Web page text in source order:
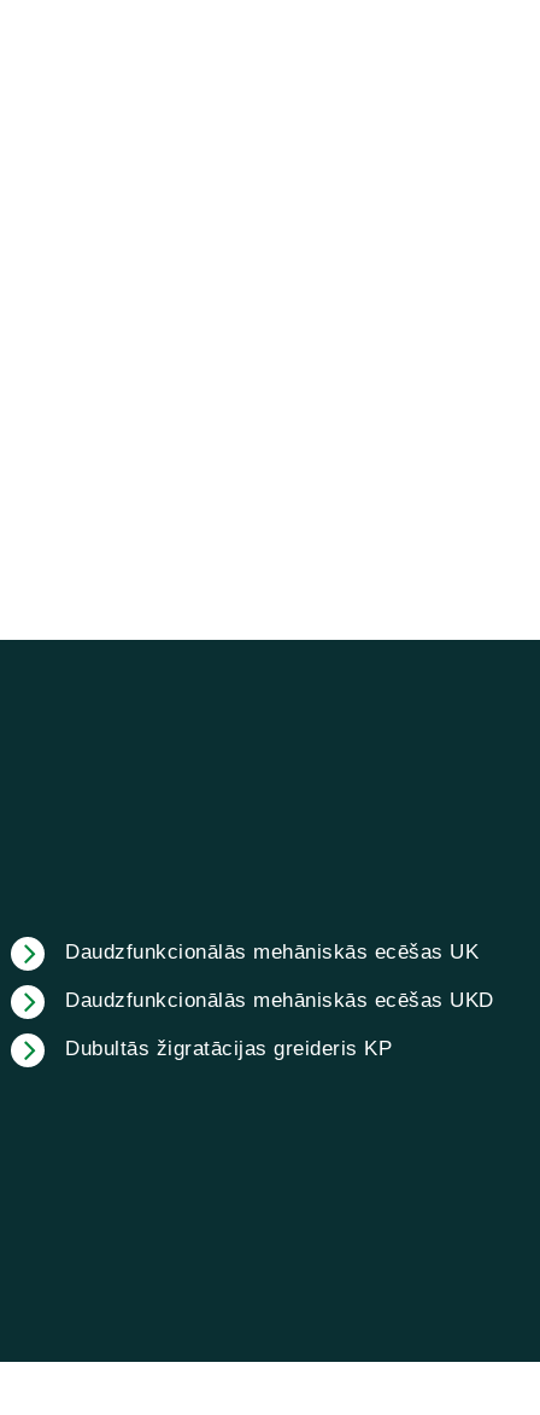
Daudzfunkcionālās mehāniskās ecēšas UK
Daudzfunkcionālās mehāniskās ecēšas UKD
Dubultās žigratācijas greideris KP